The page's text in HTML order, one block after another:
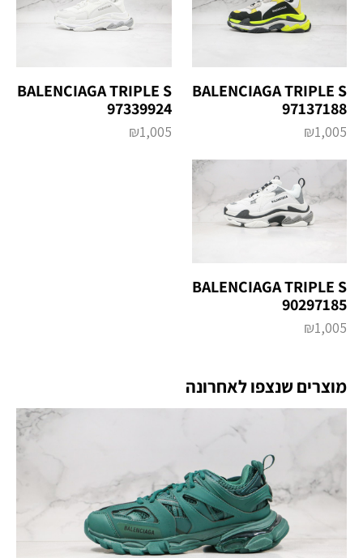
BALENCIAGA TRIPLE S
97137188
₪1,005
BALENCIAGA TRIPLE S
97339924
₪1,005
BALENCIAGA TRIPLE S
90297185
₪1,005
מוצרים שנצפו לאחרונה